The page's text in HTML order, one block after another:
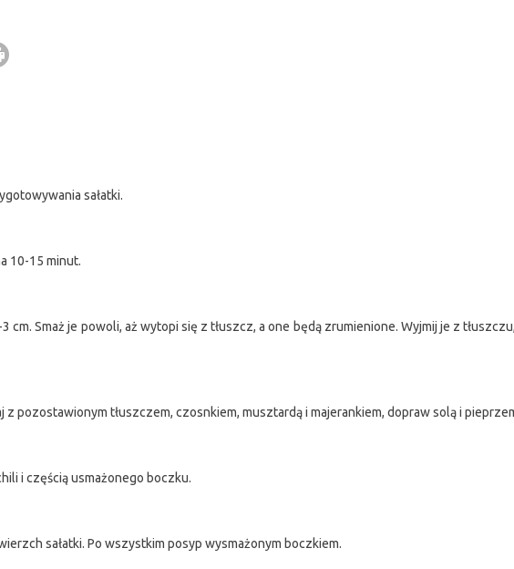
sałatki.
10-15 minut.
Smaż je powoli, aż wytopi się z tłuszcz, a one będą zrumienione. Wyjmij je z
pozostawionym tłuszczem, czosnkiem, musztardą i majerankiem, dopraw solą i
i częścią usmażonego boczku.
sałatki. Po wszystkim posyp wysmażonym boczkiem.